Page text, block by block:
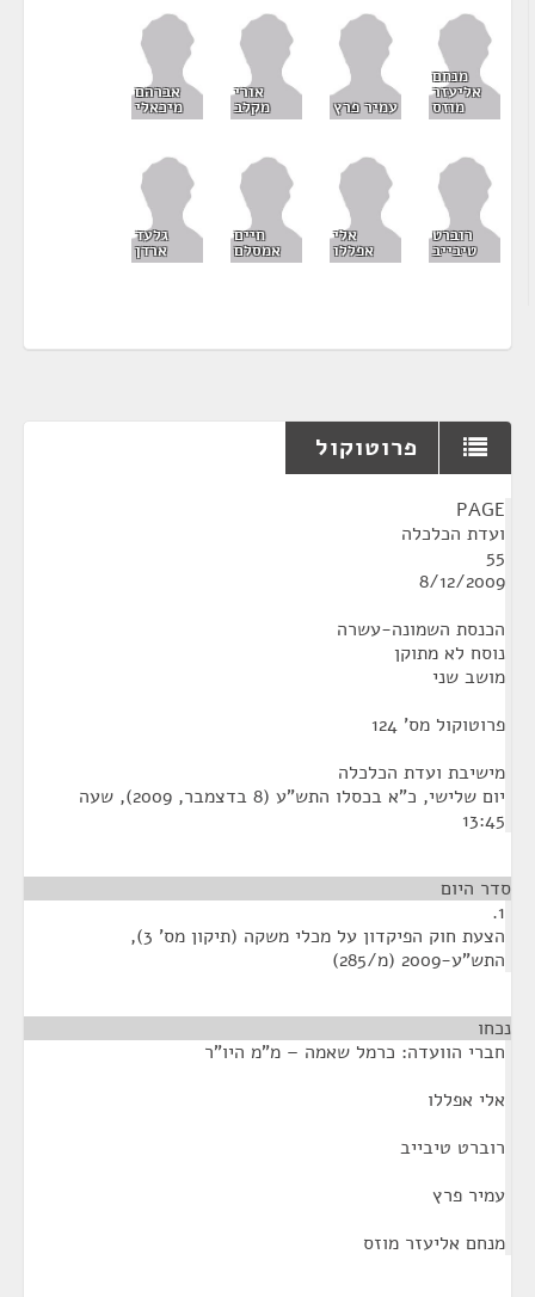
מנחם
אליעזר
מוזס עמיר פרץ
אורי
מקלב
אברהם
מיכאלי
רוברט
טיבייב
אלי
אפללו
חיים
אמסלם
גלעד
ארדן
פרוטוקול
PAGE
ועדת הכלכלה
55
8/12/2009
הכנסת השמונה-עשרה
נוסח לא מתוקן
מושב שני
פרוטוקול מס' 124
מישיבת ועדת הכלכלה
‏יום שלישי, כ"א בכסלו התש"ע (‏8 בדצמבר, 2009), שעה
13:45
סדר היום
1.
הצעת חוק הפיקדון על מכלי משקה (תיקון מס' 3),
התש"ע-2009 (מ/285)
נכחו
חברי הוועדה: כרמל שאמה – מ"מ היו"ר
אלי אפללו
רוברט טיבייב
עמיר פרץ
מנחם אליעזר מוזס